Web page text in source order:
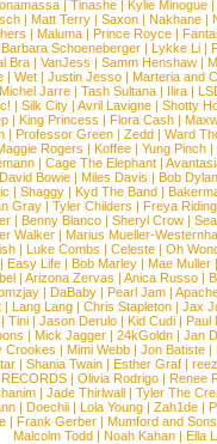
| Tinashe | Kylie Minogue |
|Matt Terry |Saxon |Nakhane |
| Maluma | Prince Royce |
Barbara Schoeneberger |Lykke Li |
Bra |VanJess |Samm Henshaw |
|Wet |Justin Jesso |Marteria and
Jarre |Tash Sultana | Ilira |
| Silk City | Avril Lavigne | Shotty
|King Princess |Flora Cash |
|Professor Green |Zedd |Ward
Rogers |Koffee |Yung Pinch |
|Cage The Elephant |
David Bowie | Miles Davis | Bob Dylan
|Shaggy |Kyd The Band |
Gray |Tyler Childers |Freya
|Benny Blanco |Sheryl Crow |
Walker |Marius Mueller-
| Luke Combs | Celeste | Oh
|Easy Life |Bob Marley |Mae Muller
|Arizona Zervas |Anica Russo |
|DaBaby |Pearl Jam |
| Lang Lang | Chris Stapleton | Jax
|Tini |Jason Derulo |Kid Cudi |Paul
| Mick Jagger | 24kGoldn | Jan
Crookes | Mimi Webb | Jon Batiste |
| Shania Twain | Esther Graf |
| Olivia Rodrigo | Renee
|Jade Thirlwall |Tyler The
| Doechii | Lola Young | Zah1de |
| Frank Gerber | Mumford and Sons
Malcolm Todd | Noah Kahan | Ella